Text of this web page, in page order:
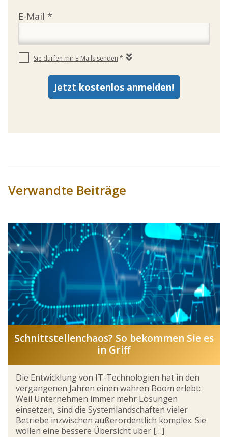
Verwandte Beiträge
Schnittstellenchaos? So bekommen Sie es
in Griff
Die Entwicklung von IT-Technologien hat in den
vergangenen Jahren einen wahren Boom erlebt:
Weil Unternehmen immer mehr Lösungen
einsetzen, sind die Systemlandschaften vieler
Betriebe inzwischen außerordentlich komplex. Sie
wollen eine bessere Übersicht über […]